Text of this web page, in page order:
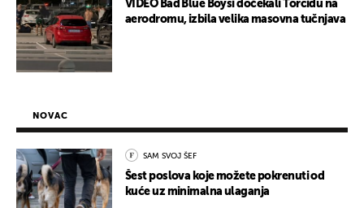
VIDEO Bad Blue Boysi dočekali Torcidu na
aerodromu, izbila velika masovna tučnjava
NOVAC
SAM SVOJ ŠEF
Šest poslova koje možete pokrenuti od
kuće uz minimalna ulaganja